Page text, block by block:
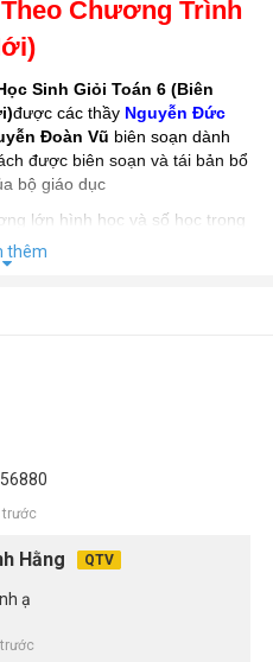
Chương Trình
Sinh Giỏi Toán 6 (Biên
được các thầy Nguyễn Đức
Đoàn Vũ biên soạn dành
được biên soạn và tái bản bổ
bộ giáo dục
lớn hình học và số học trong
nhau và mỗi phần đều có
em, tạo sự tiện lợi cho các em
thêm
trước
Hằng QTV
ạ